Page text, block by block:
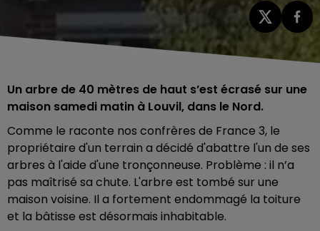
Un arbre de 40 mètres de haut s’est écrasé sur une
maison samedi matin à Louvil, dans le Nord.
Comme le raconte nos confrères de France 3, le
propriétaire d'un terrain a décidé d'abattre l'un de ses
arbres à l'aide d'une tronçonneuse. Problème : il n’a
pas maîtrisé sa chute. L'arbre est tombé sur une
maison voisine. Il a fortement endommagé la toiture
et la bâtisse est désormais inhabitable.